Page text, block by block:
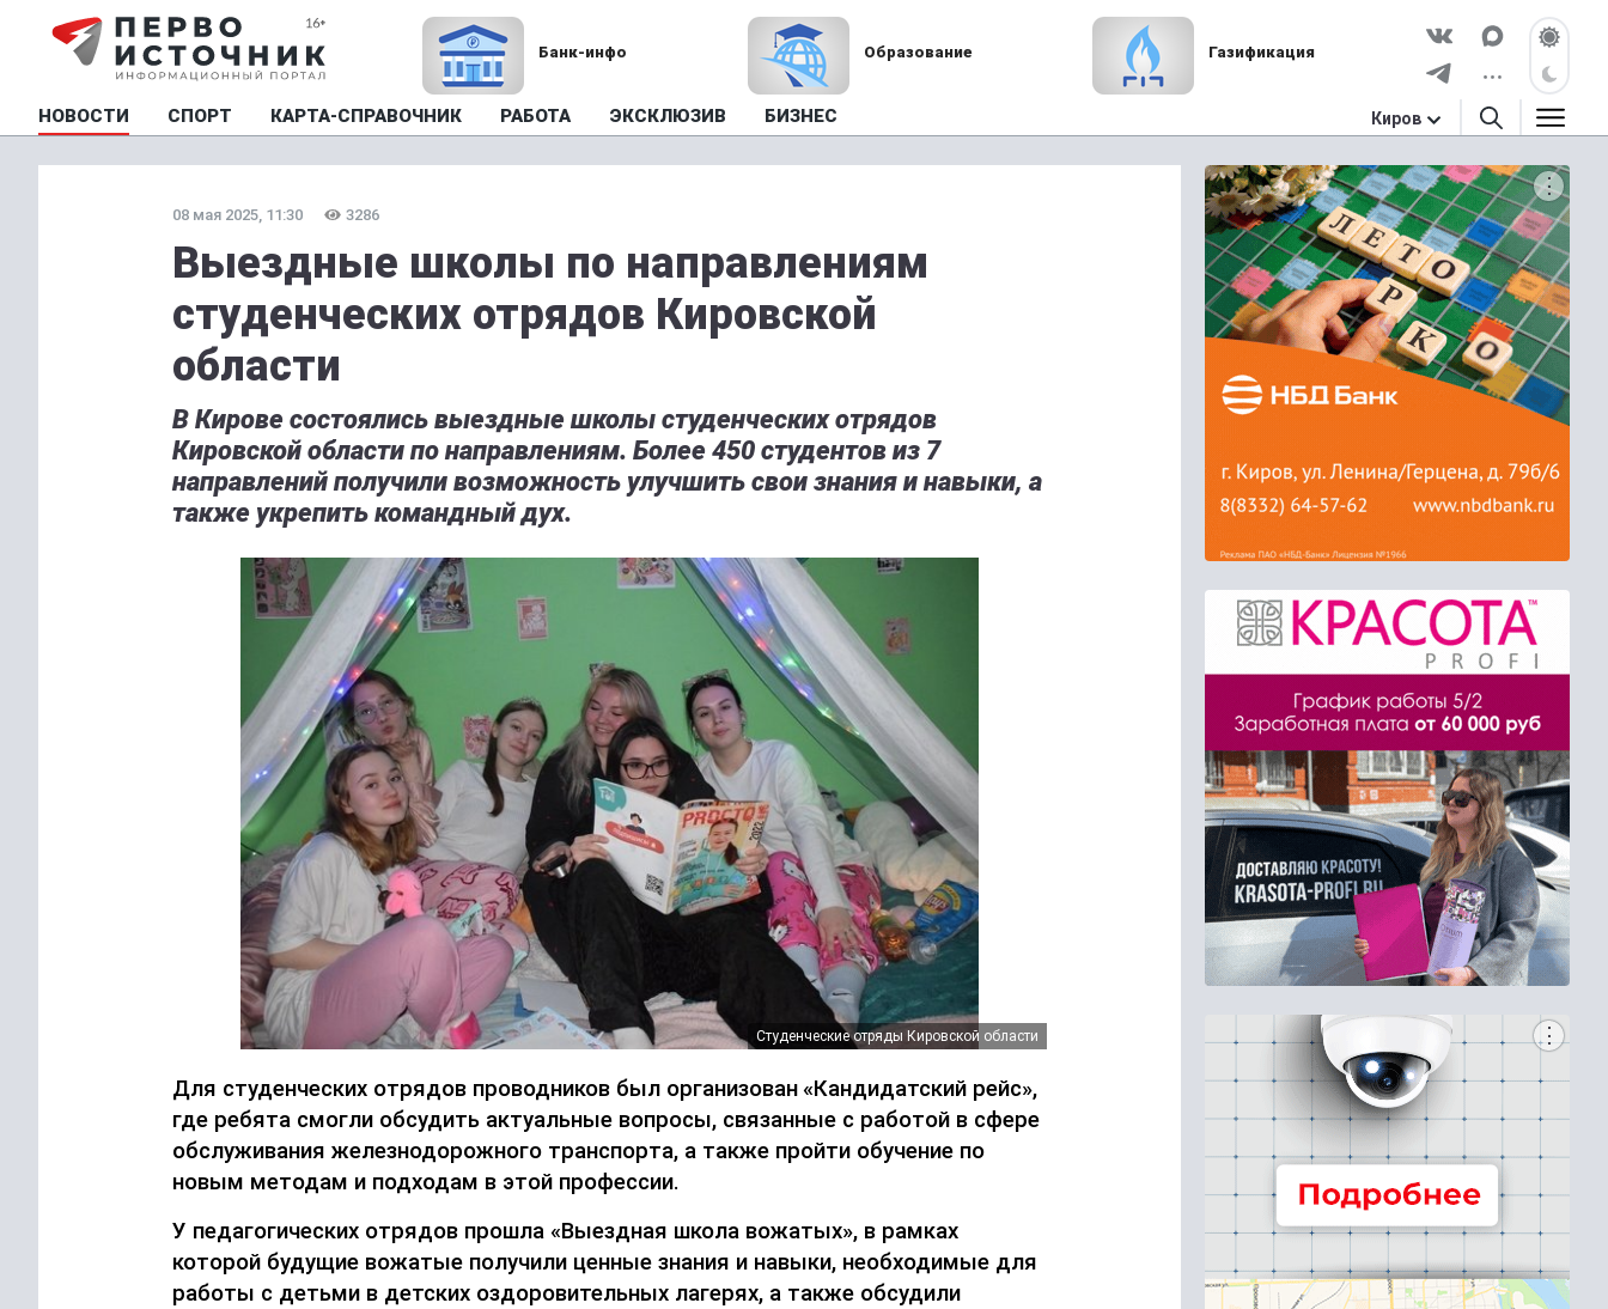
Банк-инфо Образование Газификация
НОВОСТИ СПОРТ КАРТА-СПРАВОЧНИК РАБОТА ЭКСКЛЮЗИВ БИЗНЕС Киров
08 мая 2025, 11:30 3286
Выездные школы по направлениям
студенческих отрядов Кировской
области
В Кирове состоялись выездные школы студенческих отрядов
Кировской области по направлениям. Более 450 студентов из 7
направлений получили возможность улучшить свои знания и навыки, а
также укрепить командный дух.
Студенческие отряды Кировской области
Для студенческих отрядов проводников был организован«Кандидатский рейс»,
где ребята смогли обсудить актуальные вопросы, связанные с работой в сфере
обслуживания железнодорожного транспорта, а также пройти обучение по
новым методам и подходам в этой профессии.
У педагогических отрядов прошла «Выездная школа вожатых», в рамках
которой будущие вожатые получили ценные знания и навыки, необходимые для
работы с детьми в детских оздоровительных лагерях, а также обсудили